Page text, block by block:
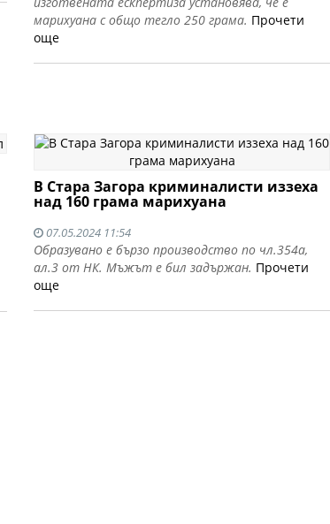
марихуана с общо тегло 250 грама. Прочети
още
В Стара Загора криминалисти иззеха
над 160 грама марихуана
07.05.2024 11:54
Образувано е бързо производство по чл.354а,
ал.3 от НК. Мъжът е бил задържан. Прочети
още